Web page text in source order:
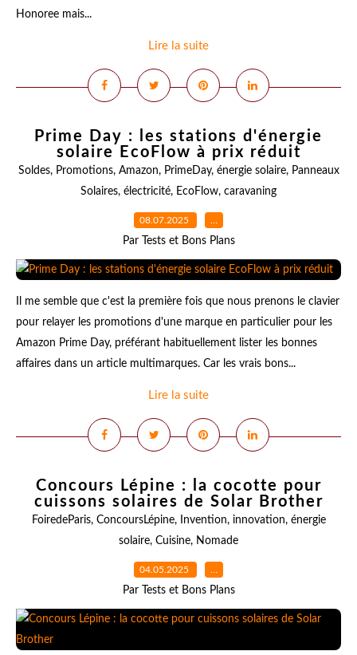
Honoree mais...
Lire la suite
Prime Day : les stations d'énergie
solaire EcoFlow à prix réduit
Soldes, Promotions, Amazon, PrimeDay, énergie solaire, Panneaux
Solaires, électricité, EcoFlow, caravaning
08.07.2025 …
Par Tests et Bons Plans
Il me semble que c'est la première fois que nous prenons le clavier
pour relayer les promotions d'une marque en particulier pour les
Amazon Prime Day, préférant habituellement lister les bonnes
affaires dans un article multimarques. Car les vrais bons...
Lire la suite
Concours Lépine : la cocotte pour
cuissons solaires de Solar Brother
FoiredeParis, ConcoursLépine, Invention, innovation, énergie
solaire, Cuisine, Nomade
04.05.2025 …
Par Tests et Bons Plans